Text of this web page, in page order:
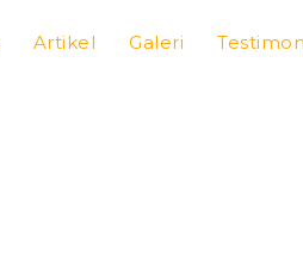
Artikel Galeri